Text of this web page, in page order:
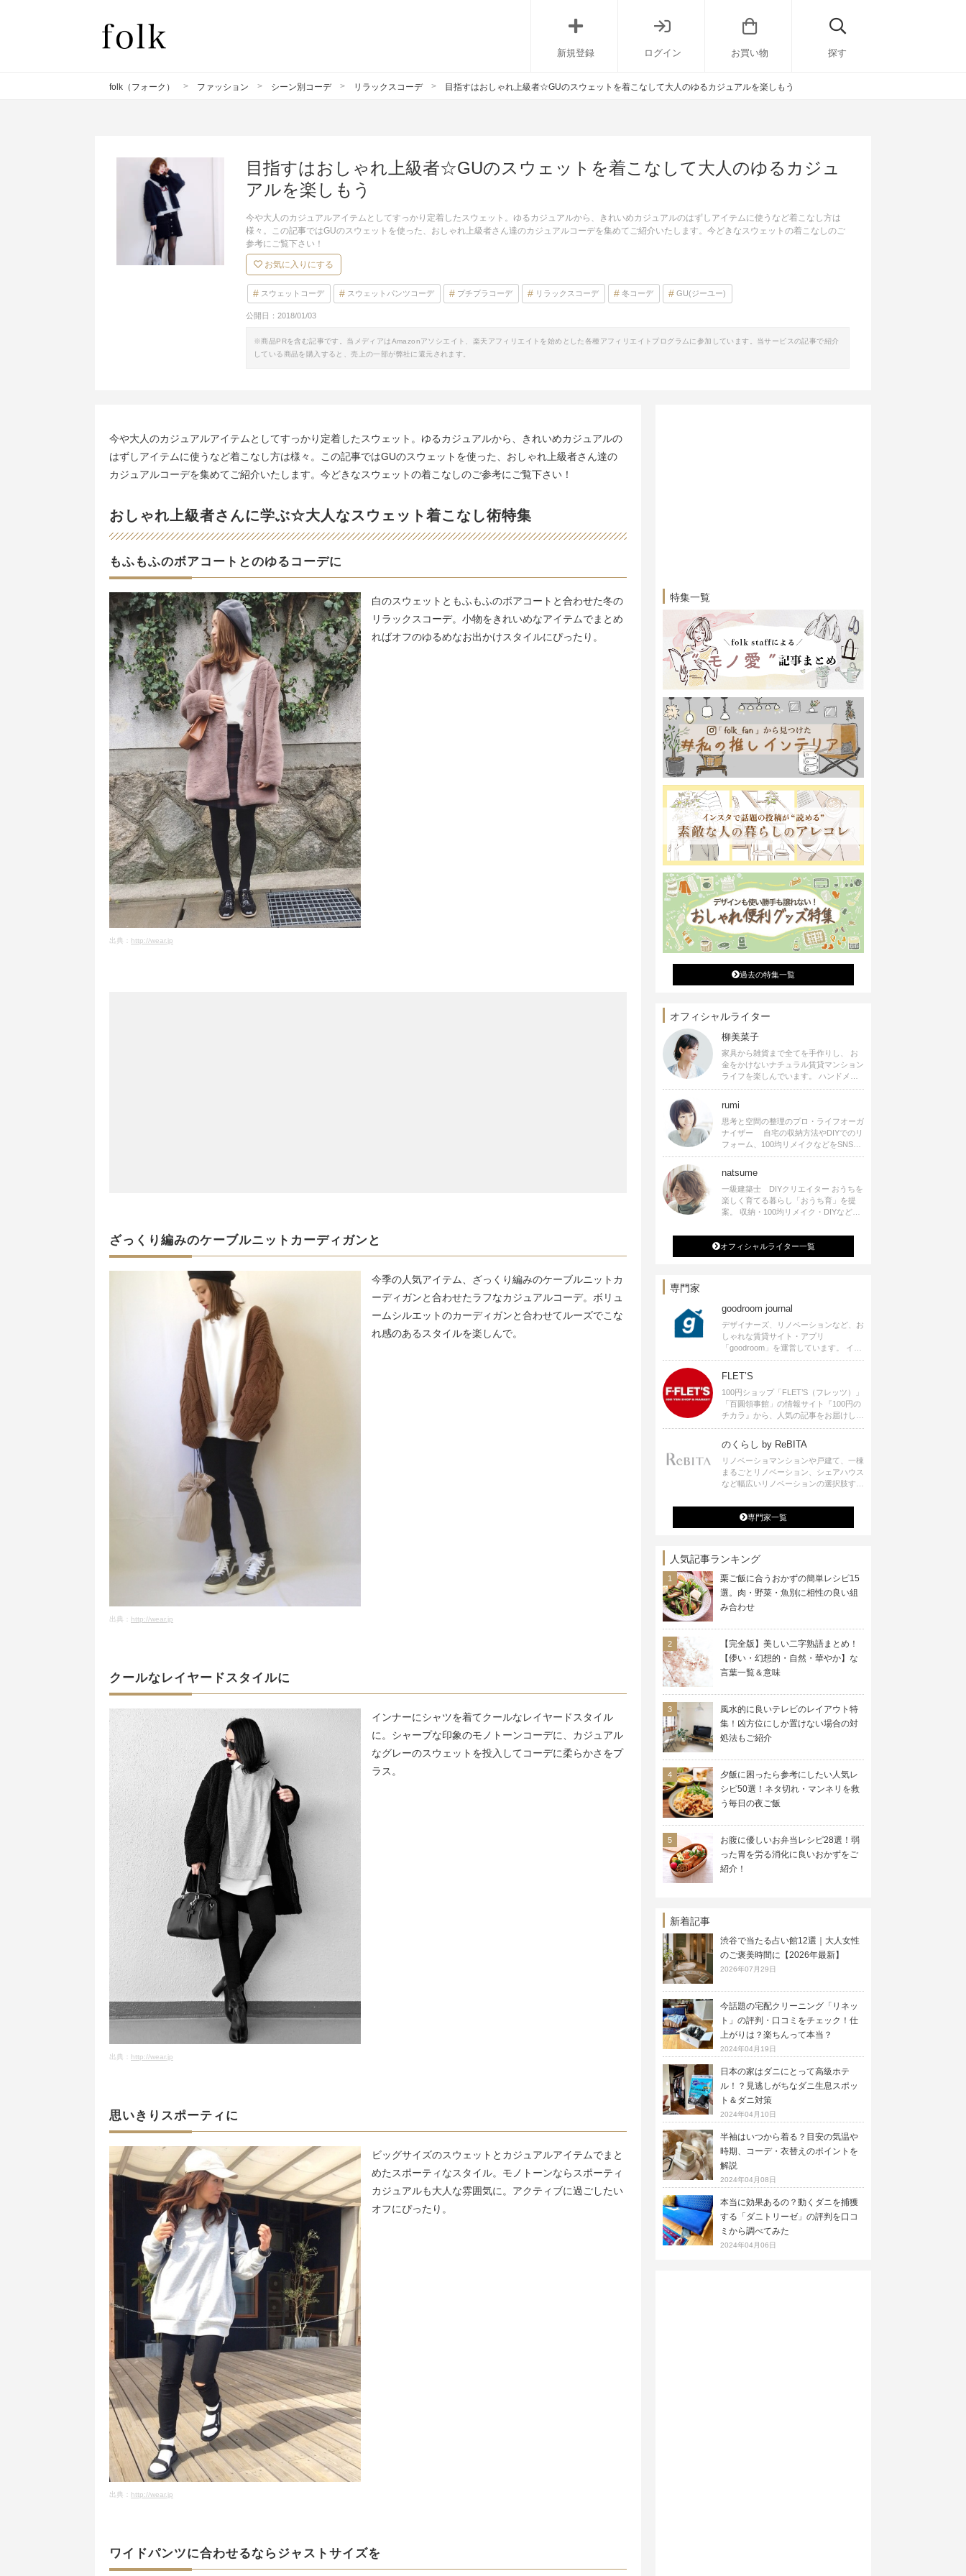
新規登録 ログイン お買い物 探す
folk（フォーク） ファッション シーン別コーデ リラックスコーデ 目指すはおしゃれ上級者☆GUのスウェットを着こなして大人のゆるカジュアルを楽しもう
目指すはおしゃれ上級者☆GUのスウェットを着こなして大人のゆるカジュ
アルを楽しもう
今や大人のカジュアルアイテムとしてすっかり定着したスウェット。ゆるカジュアルから、きれいめカジュアルのはずしアイテムに使うなど着こなし方は
様々。この記事ではGUのスウェットを使った、おしゃれ上級者さん達のカジュアルコーデを集めてご紹介いたします。今どきなスウェットの着こなしのご
参考にご覧下さい！
お気に入りにする
スウェットコーデ スウェットパンツコーデ プチプラコーデ リラックスコーデ 冬コーデ GU(ジーユー)
公開日： 2018/01/03
※商品PRを含む記事です。当メディアはAmazonアソシエイト、楽天アフィリエイトを始めとした各種アフィリエイトプログラムに参加しています。当サービスの記事で紹介
している商品を購入すると、売上の一部が弊社に還元されます。
今や大人のカジュアルアイテムとしてすっかり定着したスウェット。ゆるカジュアルから、きれいめカジュアルの
はずしアイテムに使うなど着こなし方は様々。この記事ではGUのスウェットを使った、おしゃれ上級者さん達の
カジュアルコーデを集めてご紹介いたします。今どきなスウェットの着こなしのご参考にご覧下さい！
おしゃれ上級者さんに学ぶ☆大人なスウェット着こなし術特集
もふもふのボアコートとのゆるコーデに
出典： http://wear.jp
白のスウェットともふもふのボアコートと合わせた冬の
リラックスコーデ。小物をきれいめなアイテムでまとめ
ればオフのゆるめなお出かけスタイルにぴったり。
ざっくり編みのケーブルニットカーディガンと
出典： http://wear.jp
今季の人気アイテム、ざっくり編みのケーブルニットカ
ーディガンと合わせたラフなカジュアルコーデ。ボリュ
ームシルエットのカーディガンと合わせてルーズでこな
れ感のあるスタイルを楽しんで。
クールなレイヤードスタイルに
出典： http://wear.jp
インナーにシャツを着てクールなレイヤードスタイル
に。シャープな印象のモノトーンコーデに、カジュアル
なグレーのスウェットを投入してコーデに柔らかさをプ
ラス。
思いきりスポーティに
出典： http://wear.jp
ビッグサイズのスウェットとカジュアルアイテムでまと
めたスポーティなスタイル。モノトーンならスポーティ
カジュアルも大人な雰囲気に。アクティブに過ごしたい
オフにぴったり。
ワイドパンツに合わせるならジャストサイズを
特集一覧
過去の特集一覧
オフィシャルライター
柳美菜子
家具から雑貨まで全てを手作りし、 お
金をかけないナチュラル賃貸マンション
ライフを楽しんでいます。 ハンドメイ
ド雑貨やインテリアに関する著書も出
ます。
rumi
思考と空間の整理のプロ・ライフオーガ
ナイザー 自宅の収納方法やDIYでのリ
フォーム、100均リメイクなどをSNSで
公開中。 収納やリメイク、インテリア
シピ提供、店舗プロデュース 2016年９
月に宝島社より【Rumiのおうち時間を
楽しむインテリア】を出版しました。
natsume
一級建築士 DIYクリエイター おうちを
楽しく育てる暮らし「おうち育」を提
案。 収納・100均リメイク・DIYなどお
発信中。 著書 なつめさんちの新しい
のになつかしいアンティークな部屋つく
り 雑誌掲載・TV出演・コラム執筆・
オフィシャルライター一覧
専門家
goodroom journal
デザイナーズ、リノベーションなど、お
しゃれな賃貸サイト・アプリ
「goodroom」を運営しています。 イン
テリアや、ひとり暮らし、ふたり暮らし
のアイディアなど、賃貸でも自分らしい
暮らしを楽しむためのヒントをお届けし
ます。
FLET’S
100円ショップ「FLET’S（フレッツ）」
「百圓領事館」の情報サイト『100円の
チカラ』から、人気の記事をお届けしま
す。
のくらし by ReBITA
リノベーショマンションや戸建て、一棟
まるごとリノベーション、シェアハウス
など幅広いリノベーションの選択肢すべ
ジ・シェアスペースなど、「住む」だけ
ではなく「働く」「遊ぶ」「学ぶ」「旅
する」といった領域でも、暮らしや生き
専門家一覧
人気記事ランキング
栗ご飯に合うおかずの簡単レシピ15
選。肉・野菜・魚別に相性の良い組
み合わせ
【完全版】美しい二字熟語まとめ！
【儚い・幻想的・自然・華やか】な
言葉一覧＆意味
風水的に良いテレビのレイアウト特
集！凶方位にしか置けない場合の対
処法もご紹介
夕飯に困ったら参考にしたい人気レ
シピ50選！ネタ切れ・マンネリを救
う毎日の夜ご飯
お腹に優しいお弁当レシピ28選！弱
った胃を労る消化に良いおかずをご
紹介！
新着記事
渋谷で当たる占い館12選｜大人女性
のご褒美時間に【2026年最新】
2026年07月29日
今話題の宅配クリーニング「リネッ
ト」の評判・口コミをチェック！仕
上がりは？楽ちんって本当？
2024年04月19日
日本の家はダニにとって高級ホテ
ル！？見逃しがちなダニ生息スポッ
ト＆ダニ対策
2024年04月10日
半袖はいつから着る？目安の気温や
時期、コーデ・衣替えのポイントを
解説
2024年04月08日
本当に効果あるの？動くダニを捕獲
する「ダニトリーゼ」の評判を口コ
ミから調べてみた
2024年04月06日